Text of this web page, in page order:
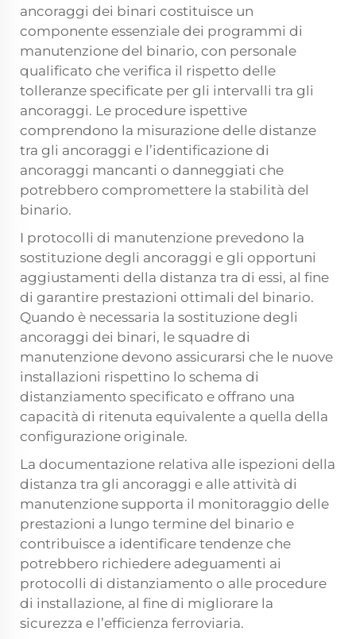
ancoraggi dei binari costituisce un
componente essenziale dei programmi di
manutenzione del binario, con personale
qualificato che verifica il rispetto delle
tolleranze specificate per gli intervalli tra gli
ancoraggi. Le procedure ispettive
comprendono la misurazione delle distanze
tra gli ancoraggi e l’identificazione di
ancoraggi mancanti o danneggiati che
potrebbero compromettere la stabilità del
binario.
I protocolli di manutenzione prevedono la
sostituzione degli ancoraggi e gli opportuni
aggiustamenti della distanza tra di essi, al fine
di garantire prestazioni ottimali del binario.
Quando è necessaria la sostituzione degli
ancoraggi dei binari, le squadre di
manutenzione devono assicurarsi che le nuove
installazioni rispettino lo schema di
distanziamento specificato e offrano una
capacità di ritenuta equivalente a quella della
configurazione originale.
La documentazione relativa alle ispezioni della
distanza tra gli ancoraggi e alle attività di
manutenzione supporta il monitoraggio delle
prestazioni a lungo termine del binario e
contribuisce a identificare tendenze che
potrebbero richiedere adeguamenti ai
protocolli di distanziamento o alle procedure
di installazione, al fine di migliorare la
sicurezza e l’efficienza ferroviaria.